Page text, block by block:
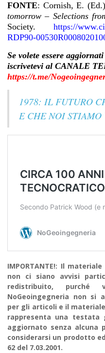
FONTE: Cornish, E.
tomorrow – Selections
Society.
https://
RDP90-
Se volete essere
iscrivetevi al CANALE
https://t.me/
1978: IL FUTURO
E CHE NOI STIAMO
IMPORTANTE!: Il
non ci siano avvisi
redistribuito,
NoGeoingegneria non si
per gli articoli e il
rappresenta una testata
aggiornato senza alcuna
considerarsi un prodotto
62 del 7.03.2001.